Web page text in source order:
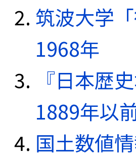
筑波大学
1968年
『日本歴
1889年以
国土数値